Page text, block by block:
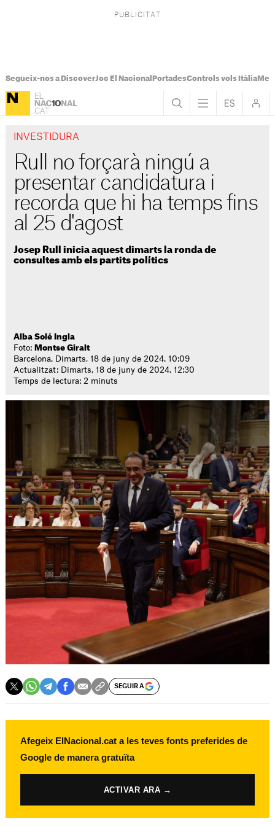
Segueix-nos a DiscoverJoc El Nacional PortadesControls vols Itàlia
INVESTIDURA
Rull no forçarà ningú a
presentar candidatura i
recorda que hi ha temps fins
al 25 d'agost
Josep Rull inicia aquest dimarts la ronda de
consultes amb els partits polítics
Alba Solé Ingla
Foto: Montse Giralt
Barcelona. Dimarts, 18 de juny de 2024. 10:09
Actualitzat: Dimarts, 18 de juny de 2024. 12:30
Temps de lectura: 2 minuts
SEGUIR A
Afegeix ElNacional.cat a les teves fonts preferides de
Google de manera gratuïta
ACTIVAR ARA →